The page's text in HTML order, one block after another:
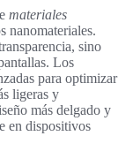
materiales
nanomateriales.
sino
Los
para optimizar
ligeras y
más delgado y
en dispositivos